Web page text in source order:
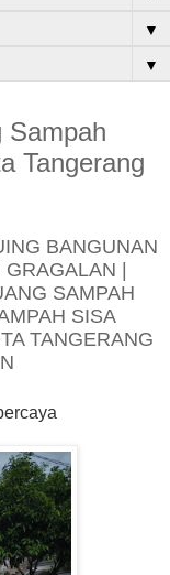
▼
▼
Sampah
Tangerang
BANGUNAN
|
SAMPAH
SISA
TANGERANG